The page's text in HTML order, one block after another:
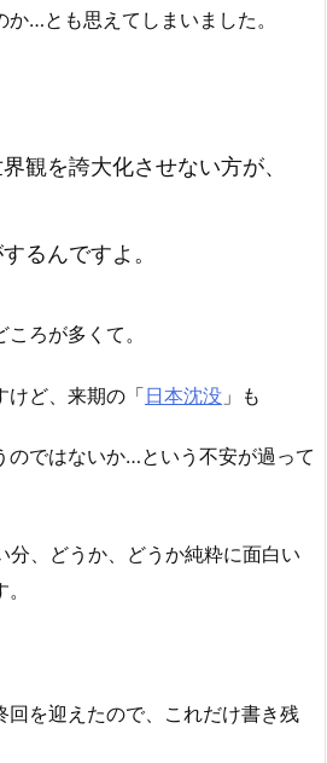
…とも思えてしまいました。
観を誇大化させない方が、
るんですよ。
ろが多くて。
けど、来期の「日本沈没 」も
のではないか…という不安が過って
分、どうか、どうか純粋に面白い
回を迎えたので、これだけ書き残